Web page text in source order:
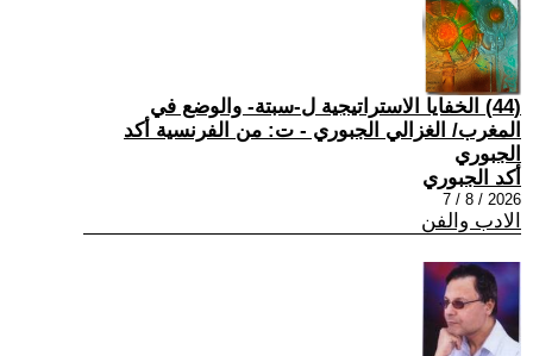
(44) الخفايا الاستراتيجية ل-سبتة- والوضع في
المغرب/ الغزالي الجبوري - ت: من الفرنسية أكد
الجبوري
أكد الجبوري
2026 / 8 / 7
الادب والفن